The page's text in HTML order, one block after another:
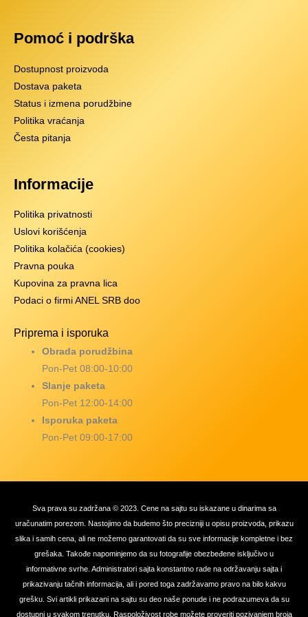
Pomoć i podrška
Dostupnost proizvoda
Dostava paketa
Status i izmena porudžbine
Politika vraćanja
Česta pitanja
Informacije
Politika privatnosti
Uslovi korišćenja
Politika kolačića (cookies)
Pravna pouka
Kupovina za pravna lica
Podaci o firmi ANEL SRB doo
Priprema i isporuka
Obrada porudžbina
Pon-Pet 08:00-10:00
Slanje paketa
Pon-Pet 12:00-14:00
Isporuka paketa
Pon-Pet 09:00-17:00
Sva prava su zadržana © 2023. Cene na sajtu su iskazane u dinarima sa
uračunatim porezom. Nastojimo da budemo što precizniji u opisu proizvoda, prikazu
slika i samih cena, ali ne možemo garantovati da su sve informacije kompletne i bez
grešaka. Takođe napominjemo da su fotografije obezbeđene isključivo u
informativne svrhe. Administratori sajta konstantno rade na održavanju sajta i
prikazivanju tačnih informacija, ali i pored toga zadržavamo pravo na bilo kakvu
grešku. Svi artikli prikazani na sajtu su deo naše ponude i ne podrazumeva da su
dostupni u svakom trenutku. Raspoloživost robe možete proveriti pozivanjem broja